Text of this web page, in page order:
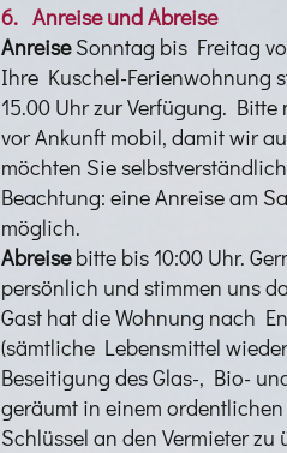
6. Anreise und Abreise
AnreiseSonntag bis Freitag
Ihre Kuschel-Ferienwohnung
15.00 Uhr zur Verfügung.
vor Ankunft mobil, damit wir
möchten Sie
Beachtung: eine Anreise am
möglich.
Abreisebitte bis 10:00 Uhr.
persönlich und stimmen uns
Gast hat die Wohnung nach
(sämtliche Lebensmittel
Beseitigung des Glas-, Bio-
geräumt in einem
Schlüssel an den Vermieter zu